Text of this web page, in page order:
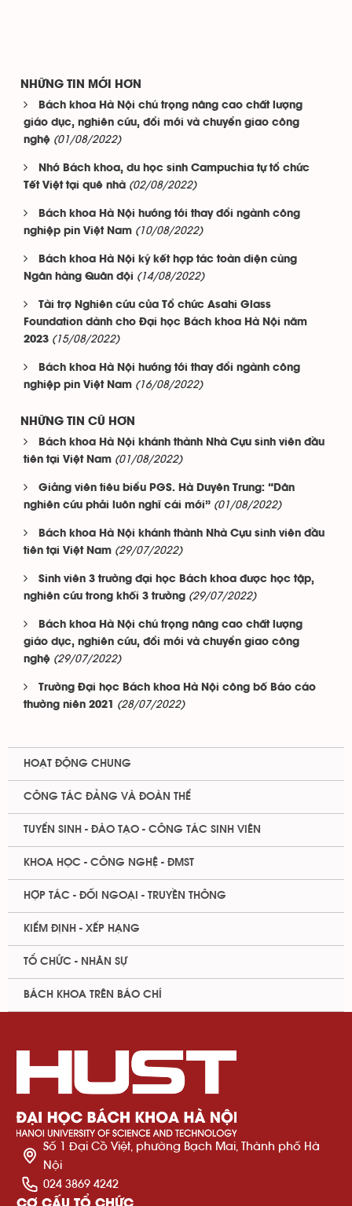
NHỮNG TIN MỚI HƠN
Bách khoa Hà Nội chú trọng nâng cao chất lượng
giáo dục, nghiên cứu, đổi mới và chuyển giao công
nghệ (01/08/2022)
Nhớ Bách khoa, du học sinh Campuchia tự tổ chức
Tết Việt tại quê nhà (02/08/2022)
Bách khoa Hà Nội hướng tới thay đổi ngành công
nghiệp pin Việt Nam (10/08/2022)
Bách khoa Hà Nội ký kết hợp tác toàn diện cùng
Ngân hàng Quân đội (14/08/2022)
Tài trợ Nghiên cứu của Tổ chức Asahi Glass
Foundation dành cho Đại học Bách khoa Hà Nội năm
2023 (15/08/2022)
Bách khoa Hà Nội hướng tới thay đổi ngành công
nghiệp pin Việt Nam (16/08/2022)
NHỮNG TIN CŨ HƠN
Bách khoa Hà Nội khánh thành Nhà Cựu sinh viên đầu
tiên tại Việt Nam (01/08/2022)
Giảng viên tiêu biểu PGS. Hà Duyên Trung: “Dân
nghiên cứu phải luôn nghĩ cái mới” (01/08/2022)
Bách khoa Hà Nội khánh thành Nhà Cựu sinh viên đầu
tiên tại Việt Nam (29/07/2022)
Sinh viên 3 trường đại học Bách khoa được học tập,
nghiên cứu trong khối 3 trường (29/07/2022)
Bách khoa Hà Nội chú trọng nâng cao chất lượng
giáo dục, nghiên cứu, đổi mới và chuyển giao công
nghệ (29/07/2022)
Trường Đại học Bách khoa Hà Nội công bố Báo cáo
thường niên 2021
(28/07/2022)
HOẠT ĐỘNG CHUNG
CÔNG TÁC ĐẢNG VÀ ĐOÀN THỂ
TUYỂN SINH - ĐÀO TẠO - CÔNG TÁC SINH VIÊN
KHOA HỌC - CÔNG NGHỆ - ĐMST
HỢP TÁC - ĐỐI NGOẠI - TRUYỀN THÔNG
KIỂM ĐỊNH - XẾP HẠNG
TỔ CHỨC - NHÂN SỰ
BÁCH KHOA TRÊN BÁO CHÍ
Số 1 Đại Cồ Việt, phường Bạch Mai, Thành phố Hà
Nội
024 3869 4242